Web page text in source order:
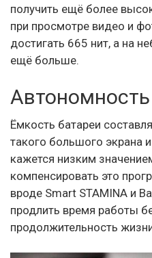
получить ещё более
при просмотре видео и
достигать 665 нит, а на
ещё больше.
Автономность
Ёмкость батареи
такого большого экрана
кажется низким
компенсировать это
вроде Smart STAMINA и
продлить время работы
продолжительность